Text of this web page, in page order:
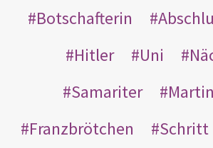
Botschafterin
Hitler
Uni
Samariter
Franzbrötchen
Schritt